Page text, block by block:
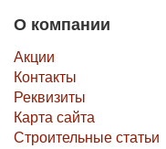
О компании
Акции
Контакты
Реквизиты
Карта сайта
Строительные статьи